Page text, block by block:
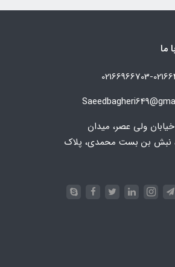
ما
02166966703-
خیابان ولی عصر، میدان
نبش بن بست محمدی، پلاک